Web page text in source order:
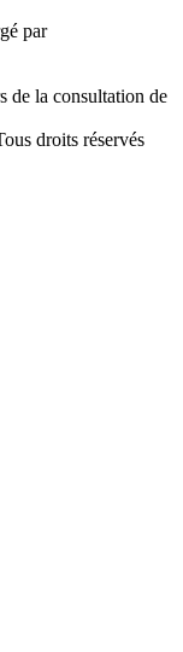
par
de la consultation de
droits réservés